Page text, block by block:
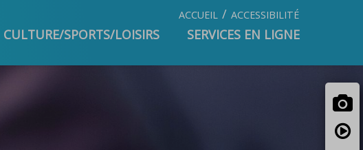
ACCUEIL / ACCESSIBILITÉ
CULTURE/SPORTS/LOISIRS SERVICES EN LIGNE